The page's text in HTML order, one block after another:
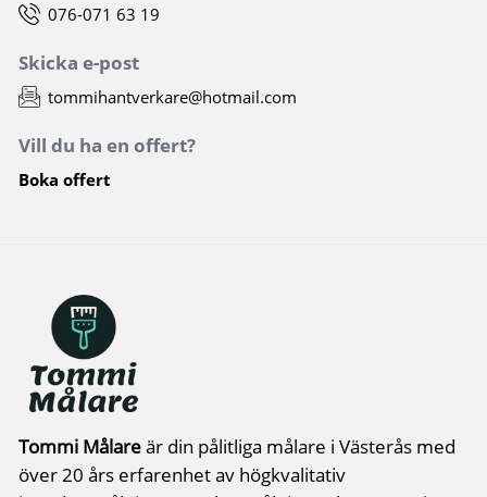
076-071 63 19
Skicka e-post
tommihantverkare@hotmail.com
Vill du ha en offert?
Boka offert
Tommi Målareär din pålitliga målare i Västerås med
över 20 års erfarenhet av högkvalitativ